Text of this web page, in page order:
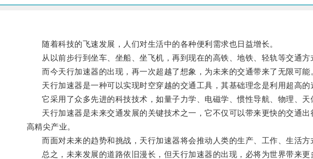
随着科技的飞速发展，人们对生活中的各种便利需求也日益增长。
从以前步行到坐车、坐船、坐飞机，再到现在的高铁、地铁、轻轨等交通方
而今天行加速器的出现，再一次超越了想象，为未来的交通带来了无限可能
天行加速器是一种可以实现时空穿越的交通工具，其基础理念是利用超高的
它采用了众多先进的科技技术，如量子力学、电磁学、惯性导航、物理、天
天行加速器是未来交通发展的关键技术之一，它不仅可以带来更快的交通出
高精尖产业。
而面对未来的趋势和挑战，天行加速器将会推动人类的生产、工作、生活方
总之，未来发展的道路依旧漫长，但天行加速器的出现，必将为世界带来更